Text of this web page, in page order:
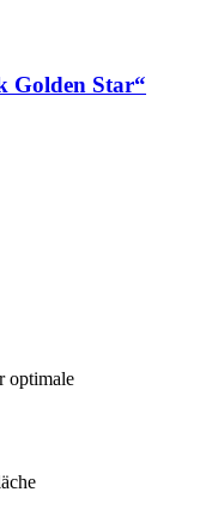
Golden Star“
optimale